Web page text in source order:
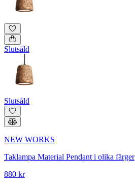
Slutsåld
Slutsåld
NEW WORKS
Taklampa Material Pendant i olika färger
880 kr